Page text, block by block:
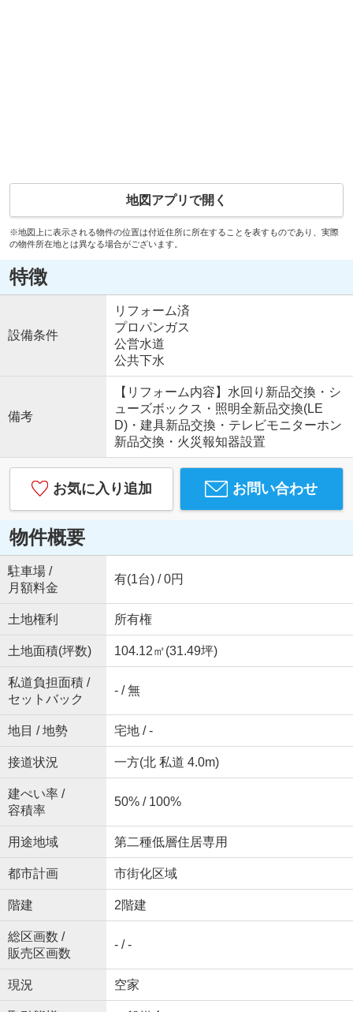
地図アプリで開く
※地図上に表示される物件の位置は付近住所に所在することを表すものであり、実際
の物件所在地とは異なる場合がございます。
特徴
設備条件
リフォーム済
プロパンガス
公営水道
公共下水
備考
【リフォーム内容】水回り新品交換・シ
ューズボックス・照明全新品交換(LE
D)・建具新品交換・テレビモニターホン
新品交換・火災報知器設置
お気に入り追加 お問い合わせ
物件概要
駐車場 /
月額料金
有(1台) / 0円
土地権利 所有権
土地面積(坪数) 104.12㎡(31.49坪)
私道負担面積 /
セットバック
- / 無
地目 / 地勢 宅地 / -
接道状況 一方(北 私道 4.0m)
建ぺい率 /
容積率
50% / 100%
用途地域 第二種低層住居専用
都市計画 市街化区域
階建 2階建
総区画数 /
販売区画数
- / -
現況 空家